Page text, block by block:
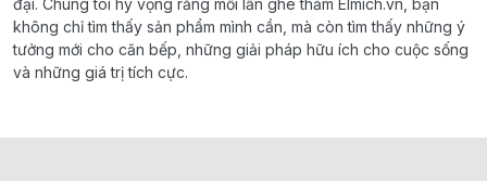
đại. Chúng tôi hy vọng rằng mỗi lần ghé thăm Elmich.vn, bạn
không chỉ tìm thấy sản phẩm mình cần, mà còn tìm thấy những ý
tưởng mới cho căn bếp, những giải pháp hữu ích cho cuộc sống
và những giá trị tích cực.